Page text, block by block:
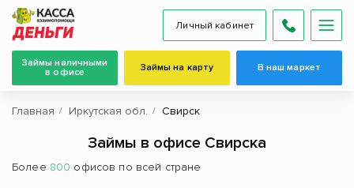
Личный кабинет
Займы наличными
в офисе
Займы на карту В наш маркет
Главная Иркутская обл. Свирск
Займы в офисе Свирска
Более 800 офисов по всей стране